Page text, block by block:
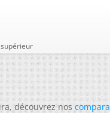
découvrez nos